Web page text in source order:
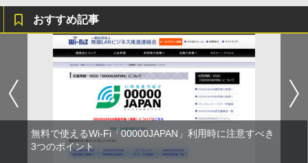
おすすめ記事
無料で使えるWi-Fi「00000JAPAN」利用時に注意すべき
3つのポイント